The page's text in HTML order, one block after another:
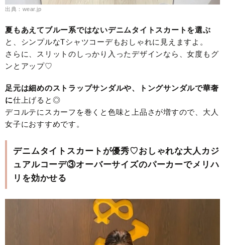
出典：wear.jp
夏もあえてブルー系ではないデニムタイトスカートを選ぶ
と、シンプルなTシャツコーデもおしゃれに見えますよ。
さらに、スリットのしっかり入ったデザインなら、女度もグ
ンとアップ♡
足元は細めのストラップサンダルや、トングサンダルで華奢
に仕上げると◎
デコルテにスカーフを巻くと色味と上品さが増すので、大人
女子におすすめです。
デニムタイトスカートが優秀♡おしゃれな大人カジ
ュアルコーデ③オーバーサイズのパーカーでメリハ
リを効かせる